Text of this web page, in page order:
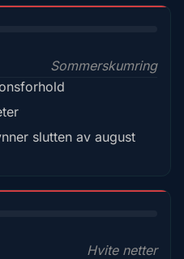
Sommerskumring
slutten av august
Hvite netter